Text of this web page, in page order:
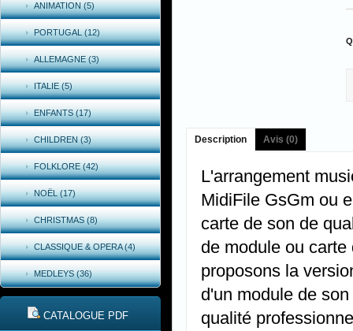
ANIMATION (5)
PORTUGAL (12)
ALLEMAGNE (3)
ITALIE (5)
ENFANTS (17)
CHILDREN (3)
FOLKLORE (42)
NOËL (17)
CHRISTMAS (8)
CLASSIQUE & OPERA (4)
MEDLEYS (36)
CATALOGUE PDF
Description Avis (0)
L'arrangement
MidiFile GsGm ou
carte de son de
de module ou
proposons la
d'un module de
qualité